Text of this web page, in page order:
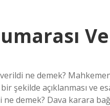
ne demek?
şekilde açıklanması ve
demek? Dava karara